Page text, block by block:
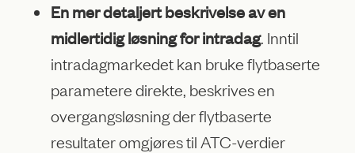
En mer detaljert beskrivelse av en
midlertidig løsning for intradag. Inntil
intradagmarkedet kan bruke flytbaserte
parametere direkte, beskrives en
overgangsløsning der flytbaserte
resultater omgjøres til ATC-verdier